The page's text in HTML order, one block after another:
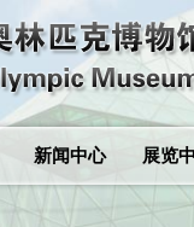
新闻中心 展览